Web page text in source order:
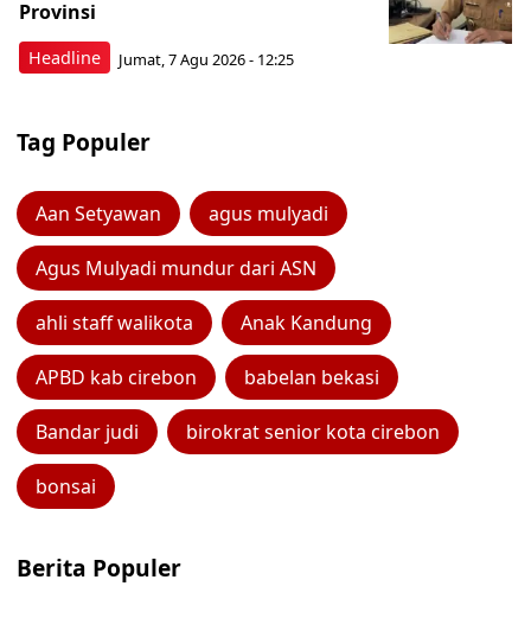
Headline
Provinsi
Jumat, 7 Agu 2026 - 12:25
Tag Populer
Aan Setyawan agus mulyadi
Agus Mulyadi mundur dari ASN
ahli staff walikota Anak Kandung
APBD kab cirebon babelan bekasi
Bandar judi birokrat senior kota cirebon
bonsai
Berita Populer